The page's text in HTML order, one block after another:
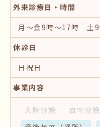
外来診療日・時間
月～金9時～17時 土9
休診日
日祝日
事業内容
入院分娩 自宅分娩